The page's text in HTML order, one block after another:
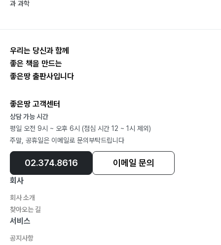
과 과학
우리는 당신과 함께
좋은 책을 만드는
좋은땅 출판사입니다
좋은땅 고객센터
상담 가능 시간
평일 오전 9시 ~ 오후 6시 (점심 시간 12 ~ 1시 제외)
주말, 공휴일은 이메일로 문의부탁드립니다
02.374.8616 이메일 문의
회사
회사 소개
찾아오는 길
서비스
공지사항